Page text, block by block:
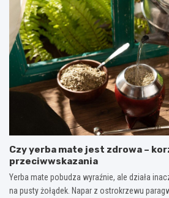
Czy yerba mate jest zdrowa –
przeciwwskazania
Yerba mate pobudza wyraźnie, ale działa
na pusty żołądek. Napar z ostrokrzewu